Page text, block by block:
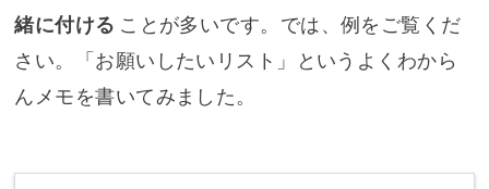
緒に付ける ことが多いです。では、例をご覧くだ
さい。「お願いしたいリスト」というよくわから
んメモを書いてみました。